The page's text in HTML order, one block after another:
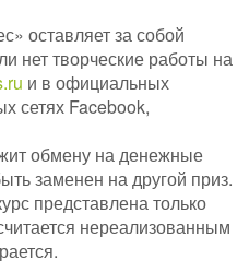
оставляет за собой
нет творческие работы на
и в официальных
сетях Facebook,
обмену на денежные
заменен на другой приз.
представлена только
нереализованным